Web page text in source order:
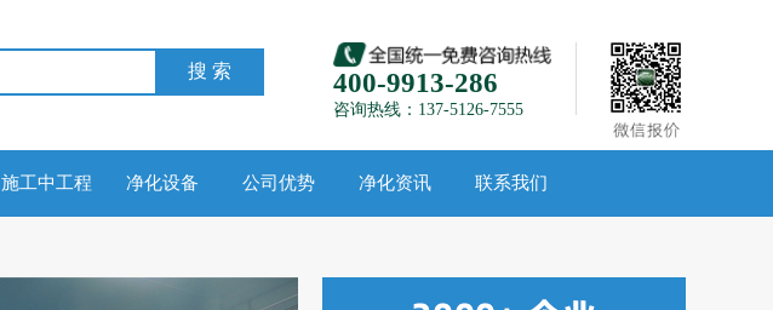
400-9913-286
咨询热线：137-5126-7555
搜 索
施工中工程 净化设备 公司优势 净化资讯 联系我们